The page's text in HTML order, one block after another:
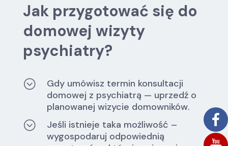
Jak przygotować się do
domowej wizyty
psychiatry?
;
Gdy umówisz termin konsultacji
domowej z psychiatrą — uprzedź o
planowanej wizycie domowników.
;
Jeśli istnieje taka możliwość –
wygospodaruj odpowiednią